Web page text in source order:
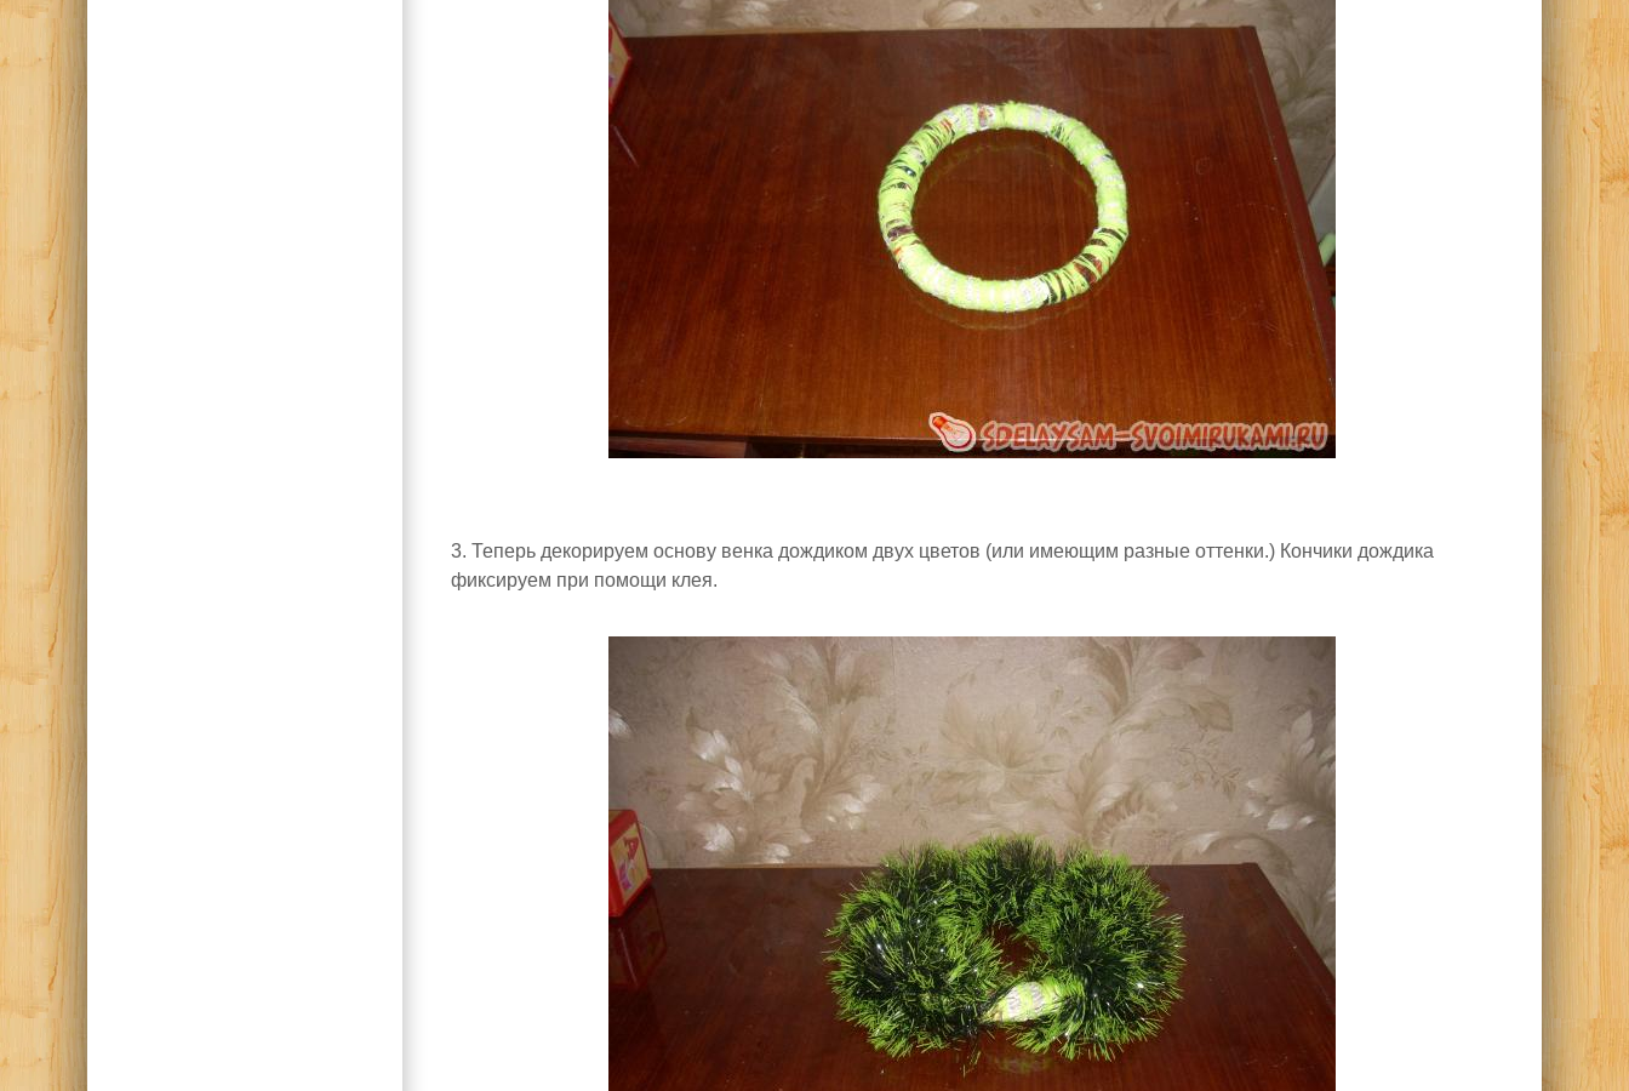
3. Теперь декорируем основу венка дождиком двух цветов (или имеющим разные оттенки.) Кончики дождика
фиксируем при помощи клея.